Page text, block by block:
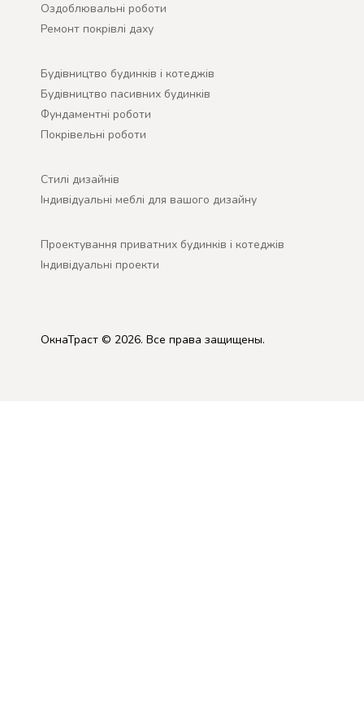
Оздоблювальні роботи
Ремонт покрівлі даху
Будівництво будинків і котеджів
Будівництво пасивних будинків
Фундаментні роботи
Покрівельні роботи
Cтилі дизайнів
Індивідуальні меблі для вашого дизайну
Проектування приватних будинків і котеджів
Індивідуальні проекти
ОкнаТраст © 2026. Все права защищены.